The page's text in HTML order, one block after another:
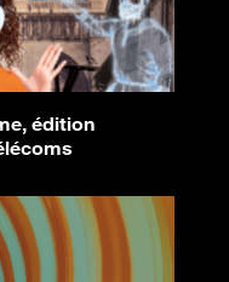
édition